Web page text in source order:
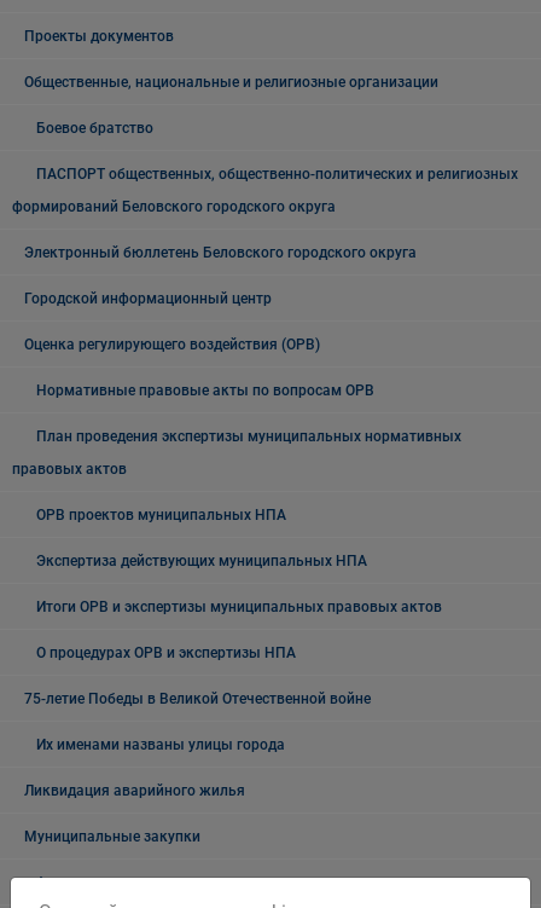
Проекты документов
Общественные, национальные и религиозные организации
Боевое братство
ПАСПОРТ общественных, общественно-политических и религиозных
формирований Беловского городского округа
Электронный бюллетень Беловского городского округа
Городской информационный центр
Оценка регулирующего воздействия (ОРВ)
Нормативные правовые акты по вопросам ОРВ
План проведения экспертизы муниципальных нормативных
правовых актов
ОРВ проектов муниципальных НПА
Экспертиза действующих муниципальных НПА
Итоги ОРВ и экспертизы муниципальных правовых актов
О процедурах ОРВ и экспертизы НПА
75-летие Победы в Великой Отечественной войне
Их именами названы улицы города
Ликвидация аварийного жилья
Муниципальные закупки
Архив закупок